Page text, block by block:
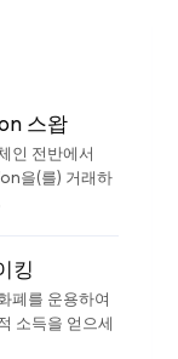
스왑
인 전반에서
을(를) 거래하
킹
폐를 운용하여
소득을 얻으세